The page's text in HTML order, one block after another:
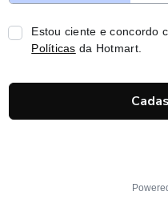
Estou ciente e concordo
Políticas da Hotmart.